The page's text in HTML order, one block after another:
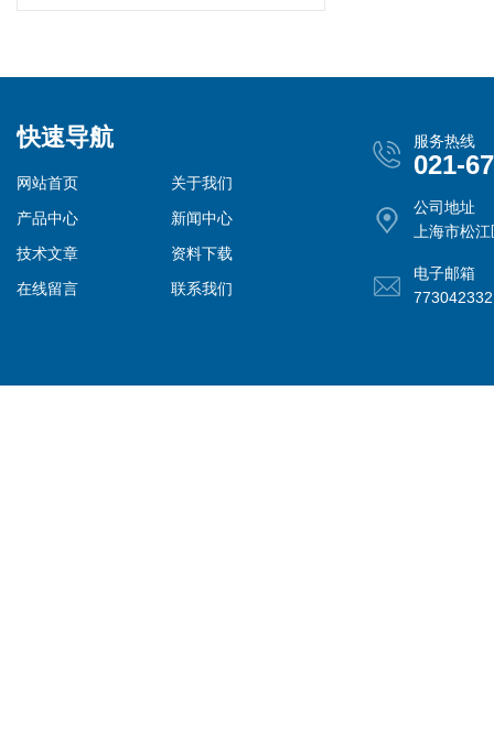
快速导航
网站首页
关于我们
产品中心
新闻中心
技术文章
资料下载
在线留言
联系我们
服务热线
021-
公司地址
上海市松
电子邮箱